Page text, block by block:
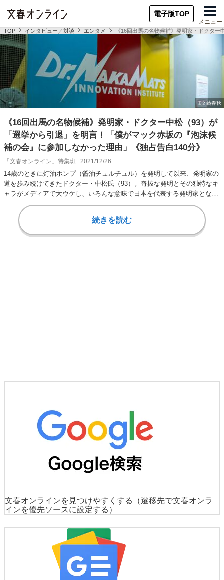
電子版TOP
メニュー
TOP インタビュー／対談 エンタメ 《16回出馬の名物候補》発明家・ドクタ
《16回出馬の名物候補》発明家・ドクター中松（93）が
「選挙から引退」を明言！「僕がマック赤坂の『泡沫候
補の会』に参加しなかった理由」《独占告白140分》
「文春オンライン」特集班 2021/12/26
14歳のときに灯油ポンプ（醤油チュルチュル）を発明して以来、発明家の
道を歩み続けてきたドクター・中松氏（93）。奇抜な発明とその独特なキ
ャラがメディアで大ウケし、いろんな意味で日本を代表する発明家となっ
たが、199…
続きを読む
文春オンラインを見つけやすくする
（遷移先で文春オンラ
インを優先ソースに設定する）